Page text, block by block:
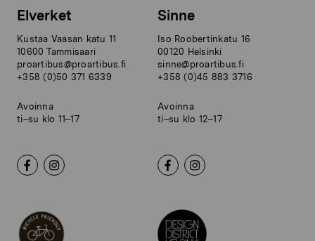
Elverket
Kustaa Vaasan katu 11
10600 Tammisaari
proartibus@proartibus.fi
+358 (0)50 371 6339
Avoinna
ti–su klo 11–17
Sinne
Iso Roobertinkatu 16
00120 Helsinki
sinne@proartibus.fi
+358 (0)45 883 3716
Avoinna
ti–su klo 12–17